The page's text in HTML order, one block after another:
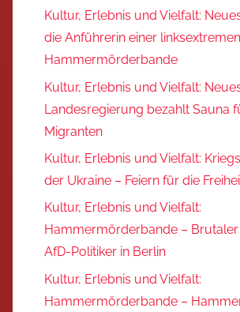
Kultur, Erlebnis und Vielfalt:
die Anführerin einer linksextremen
Hammermörderbande
Kultur, Erlebnis und Vielfalt:
Landesregierung bezahlt Sauna
Migranten
Kultur, Erlebnis und Vielfalt:
der Ukraine – Feiern für die
Kultur, Erlebnis und Vielfalt:
Hammermörderbande –
AfD-Politiker in Berlin
Kultur, Erlebnis und Vielfalt:
Hammermörderbande –